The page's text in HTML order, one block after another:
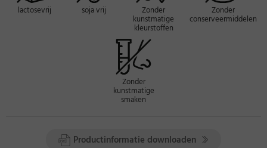
Iedere capsule bevat500 mg moringa oleifera poeder.
Moringa oleifera poeder (82 %), gelatine,
antiklontermiddel magnesiumstearaat.
Aanbevolen dagelijkse hoeveelheid:
met voldoende vloeistof innemen.
Moringa-oleifera-Poeder
500 mg
lactosevrij soja vrij Zonder
kunstmatige
kleurstoffen
Zonder
conserveermiddelen
Zonder
kunstmatige
smaken
Productinformatie downloaden